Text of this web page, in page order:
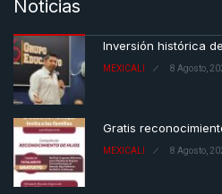
Noticias
Inversión histórica
MEXICALI 8 Agosto,
Gratis
MEXICALI 8 Agosto,